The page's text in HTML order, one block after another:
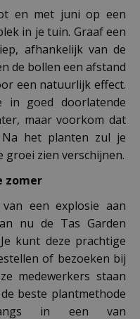
en met juni op een
in je tuin. Graaf een
afhankelijk van de
de bollen een afstand
een natuurlijk effect.
in goed doorlatende
maar voorkom dat
het planten zul je
groei zien verschijnen.
zomer
een explosie aan
nu de Tas Garden
kunt deze prachtige
of bezoeken bij
medewerkers staan
beste plantmethode
in een van